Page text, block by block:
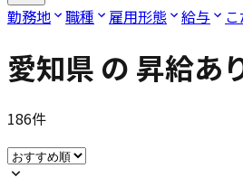
勤務地 職種 雇用形態 給与
愛知県 の 昇給あ
186件